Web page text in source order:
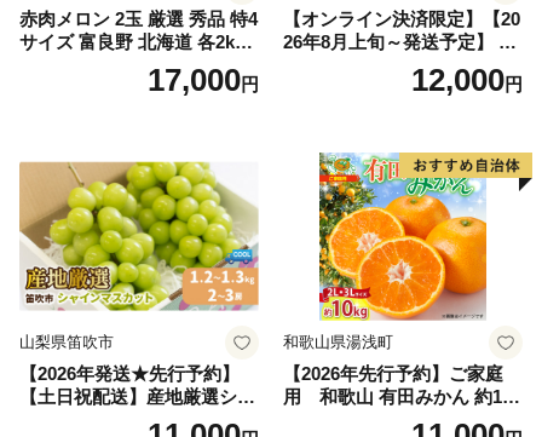
赤肉メロン 2玉 厳選 秀品 特4
サイズ 富良野 北海道 各2kg
～2.6kg 2玉 セット ファーム
富良野 メロン めろん 果物 く
17,000円
【オンライン決済限定】【20
26年8月上旬～発送予定】 先
行予約 「浅間水蜜桃プレミ
アム」 もも あかつき 秀品 約
果肉 長野県産 小諸市
12,000円
山梨県笛吹市
【2026年発送★先行予約】
【土日祝配送】産地厳選シャ
インマスカット1.2kg～1.3kg
和歌山県湯浅町
【2026年先行予約】ご家庭
用 和歌山 有田みかん 約10k
g (2L、3Lサイズ)【湯浅町】